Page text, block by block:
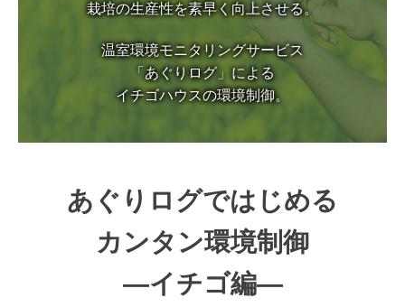
栽培の生産性を素早く向上させる。
温室環境モニタリングサービス
「あぐりログ」による
イチゴハウスの環境制御。
あぐりログではじめる
カンタン環境制御
―イチゴ編―